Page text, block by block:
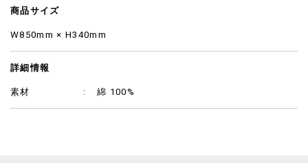
商品サイズ
W850mm × H340mm
詳細情報
素材 綿 100%